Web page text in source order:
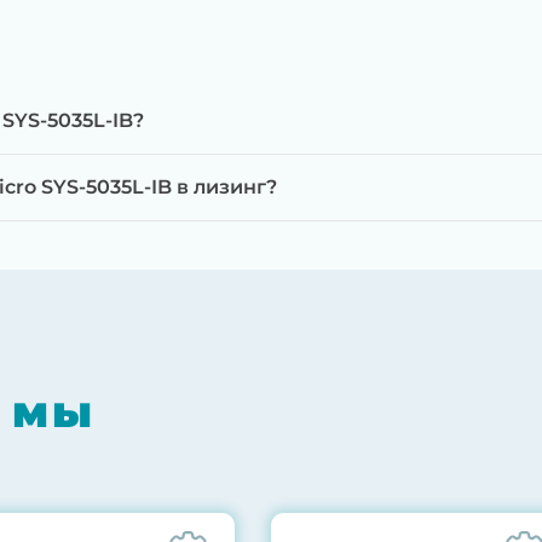
на специализированном оборудовании с
нагрузкой в течение 72 часов для проверки
5035L-IB?
SYS-5035L-IB в лизинг?
мы